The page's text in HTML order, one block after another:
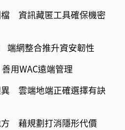
資訊藏匿工具確保機密
網整合推升資安韌性
用WAC遠端管理
雲端地端正確選擇有訣
藉規劃打消隱形代價